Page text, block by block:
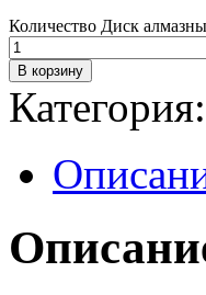
Количество Диск
В корзину
Категория: